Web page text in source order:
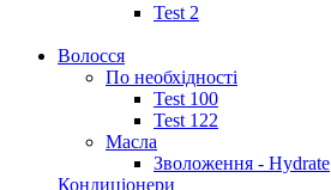
Test 2
Волосся
По необхідності
Test 100
Test 122
Масла
Зволоження - Hydrate
Кондиціонери